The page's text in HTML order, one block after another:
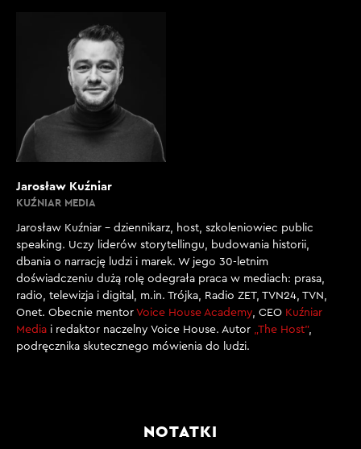
Jarosław Kuźniar
KUŹNIAR MEDIA
Jarosław Kuźniar – dziennikarz, host, szkoleniowiec public
speaking. Uczy liderów storytellingu, budowania historii,
dbania o narrację ludzi i marek. W jego 30-letnim
doświadczeniu dużą rolę odegrała praca w mediach: prasa,
radio, telewizja i digital, m.in. Trójka, Radio ZET, TVN24, TVN,
Onet. Obecnie mentor Voice House Academy , CEO Kuźniar
Media i redaktor naczelny Voice House. Autor „The Host”,
podręcznika skutecznego mówienia do ludzi.
NOTATKI